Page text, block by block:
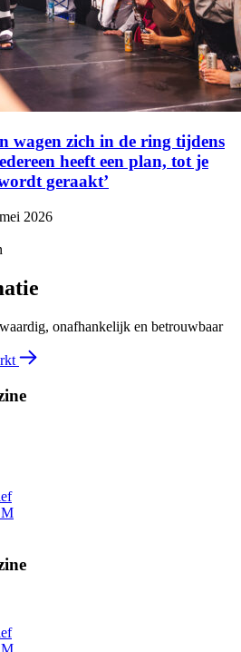
wagen zich in de ring tijdens
heeft een plan, tot je
geraakt’
2026
onafhankelijk en betrouwbaar